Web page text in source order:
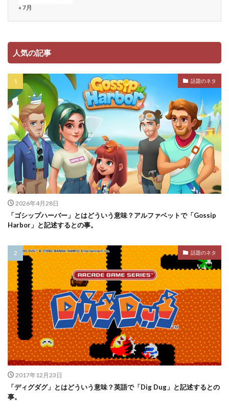
« 7月
人気の記事
話題のネタ
2026年4月28日
「ゴシップハーバー」とはどういう意味？アルファベットで「Gossip
Harbor」と記述するとの事。
話題のネタ
2017年12月23日
「ディグダグ」とはどういう意味？英語で「Dig Dug」と記述するとの
事。